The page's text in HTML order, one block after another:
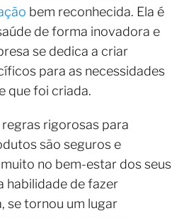
bem reconhecida. Ela é
de forma inovadora e
se dedica a criar
para as necessidades
que foi criada.
rigorosas para
são seguros e
no bem-estar dos seus
habilidade de fazer
se tornou um lugar